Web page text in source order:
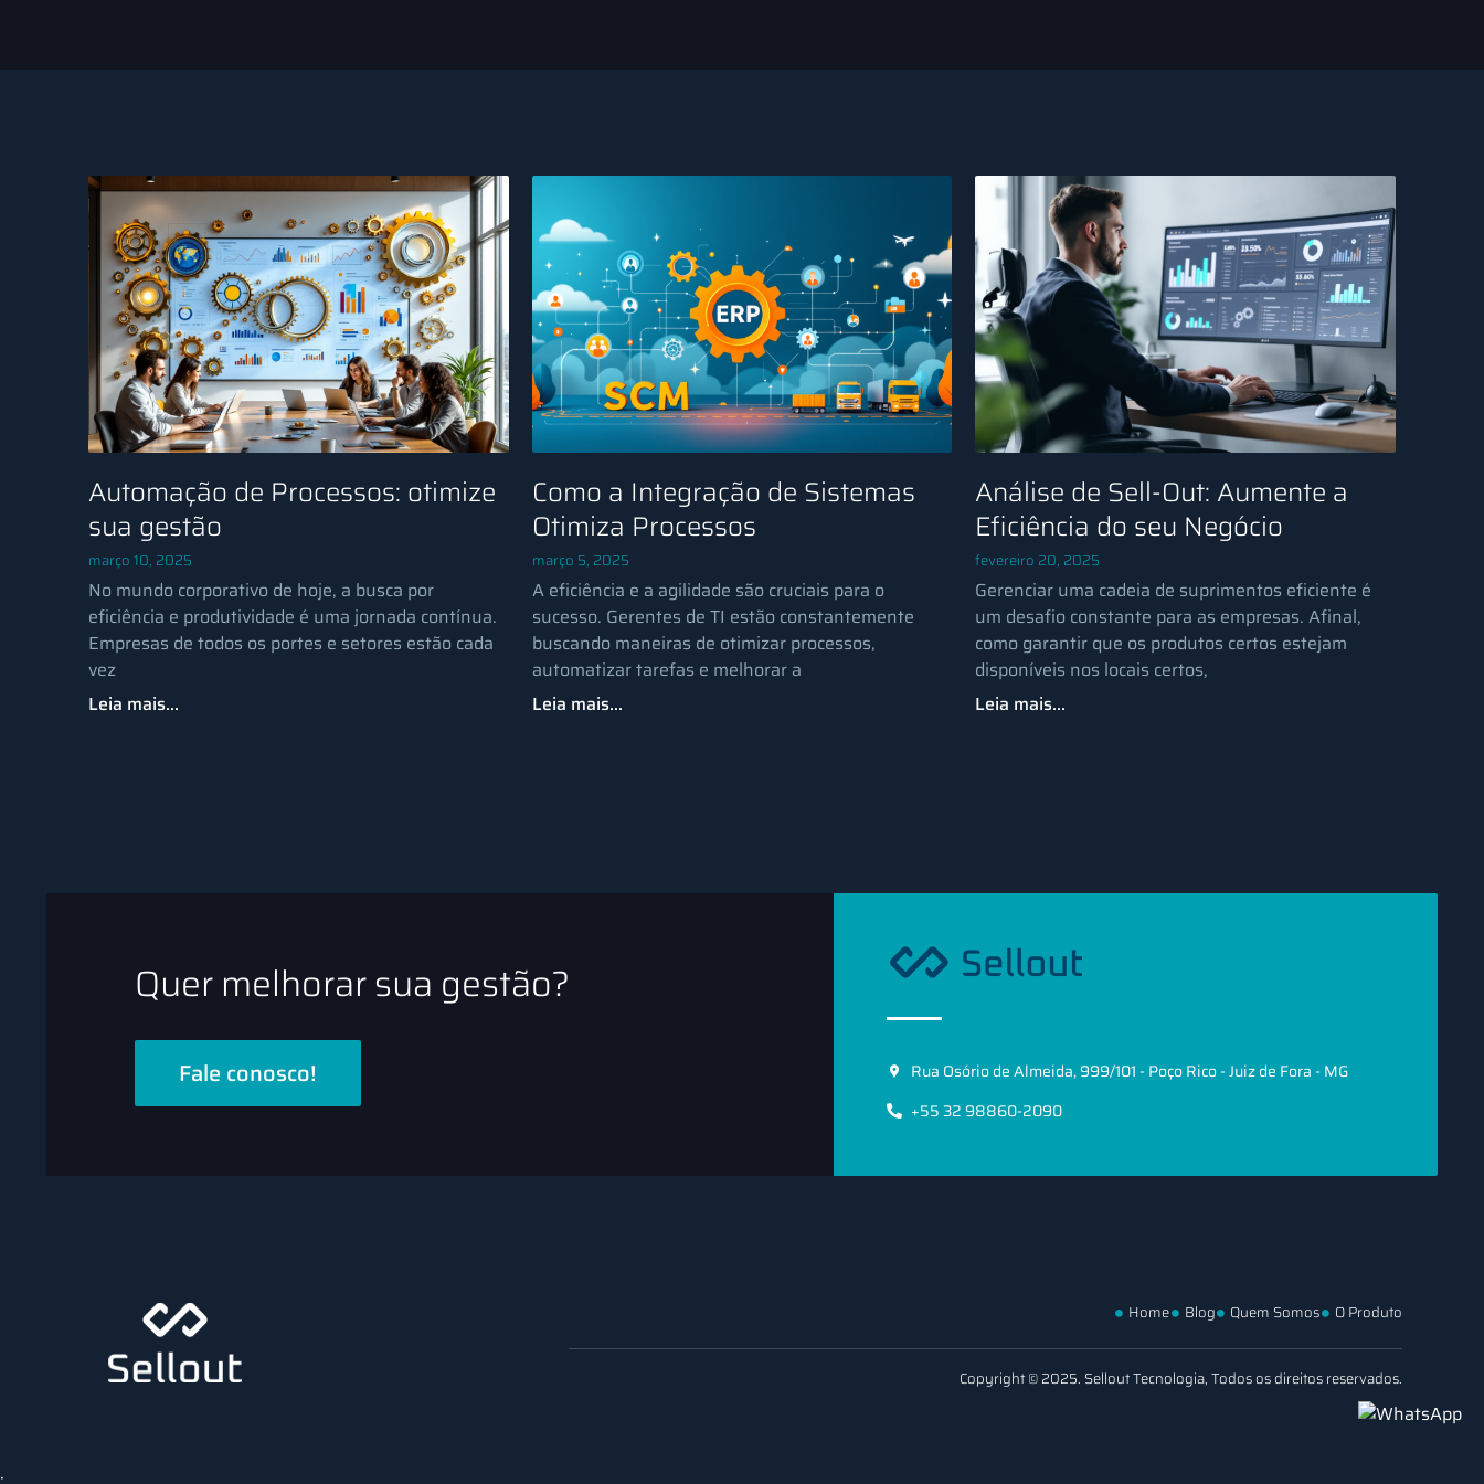
Automação de Processos: otimize
sua gestão
março 10, 2025
No mundo corporativo de hoje, a busca por
eficiência e produtividade é uma jornada contínua.
Empresas de todos os portes e setores estão cada
vez
Leia mais...
Como a Integração de Sistemas
Otimiza Processos
março 5, 2025
A eficiência e a agilidade são cruciais para o
sucesso. Gerentes de TI estão constantemente
buscando maneiras de otimizar processos,
automatizar tarefas e melhorar a
Leia mais...
Análise de Sell-Out: Aumente a
Eficiência do seu Negócio
fevereiro 20, 2025
Gerenciar uma cadeia de suprimentos eficiente é
um desafio constante para as empresas. Afinal,
como garantir que os produtos certos estejam
disponíveis nos locais certos,
Leia mais...
Quer melhorar sua gestão?
Fale conosco!
Rua Osório de Almeida, 999/101 - Poço Rico - Juiz de Fora - MG
+55 32 98860-2090
Home Blog Quem Somos O Produto
Copyright © 2025. Sellout Tecnologia, Todos os direitos reservados.